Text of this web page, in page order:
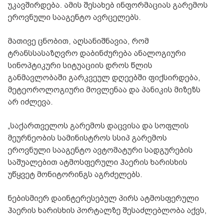
უკავშირდება. ამის შესახებ ინფორმაციას გარემოს
ეროვნული სააგენტო ავრცელებს.
მათივე ცნობით, აღსანიშნავია, რომ
ტრანსსასაზღვრო დაბინძურება ანალოგიური
სინოპტიკური სიტუაციის დროს წლის
განმავლობაში გარკვეულ დღეებში ფიქსირდება,
მეტეოროლოგიური მოვლენაა და პანიკის მიზეზს
არ იძლევა.
„საქართველოს გარემოს დაცვისა და სოფლის
მეურნეობის სამინისტროს სსიპ გარემოს
ეროვნული სააგენტო ავტომატური სადგურების
საშუალებით ატმოსფერული ჰაერის ხარისხის
უწყვეტ მონიტორინგს აგრძელებს.
ნებისმიერ დაინტერესებულ პირს ატმოსფერული
ჰაერის ხარისხის პორტალზე შესაძლებლობა აქვს,